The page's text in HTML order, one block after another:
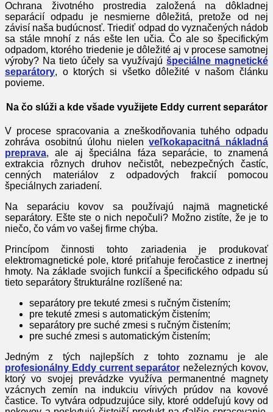
Ochrana životného prostredia založená na dôkladnej
separácií odpadu je nesmierne dôležitá, pretože od nej
závisí naša budúcnosť. Triediť odpad do vyznačených nádob
sa stále mnohí z nás ešte len učia. Čo ale so špecifickým
odpadom, ktorého triedenie je dôležité aj v procese samotnej
výroby? Na tieto účely sa využívajú špeciálne magnetické
separátory, o ktorých si všetko dôležité v našom článku
povieme.
Na čo slúži a kde všade využijete Eddy current separátor
V procese spracovania a zneškodňovania tuhého odpadu
zohráva osobitnú úlohu nielenveľkokapacitná nákladná
preprava, ale aj špeciálna fáza separácie, to znamená
extrakcia rôznych druhov nečistôt, nebezpečných častíc,
cenných materiálov z odpadových frakcií pomocou
špeciálnych zariadení.
Na separáciu kovov sa používajú najmä magnetické
separátory. Ešte ste o nich nepočuli? Možno zistíte, že je to
niečo, čo vám vo vašej firme chýba.
Princípom činnosti tohto zariadenia je produkovať
elektromagnetické pole, ktoré priťahuje feročastice z inertnej
hmoty. Na základe svojich funkcií a špecifického odpadu sú
tieto separátory štrukturálne rozlíšené na:
separátory pre tekuté zmesi s ručným čistením;
pre tekuté zmesi s automatickým čistením;
separátory pre suché zmesi s ručným čistením;
pre suché zmesi s automatickým čistením;
Jedným z tých najlepších z tohto zoznamu je ale
profesionálny Eddy current separátor neželezných kovov,
ktorý vo svojej prevádzke využíva permanentné magnety
vzácnych zemín na indukciu vírivých prúdov na kovové
častice. To vytvára odpudzujúce sily, ktoré oddeľujú kovy od